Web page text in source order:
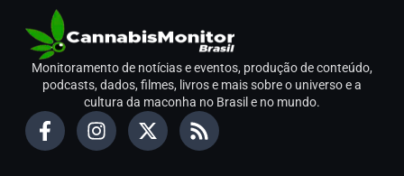
Monitoramento de notícias e eventos, produção de conteúdo,
podcasts, dados, filmes, livros e mais sobre o universo e a
cultura da maconha no Brasil e no mundo.